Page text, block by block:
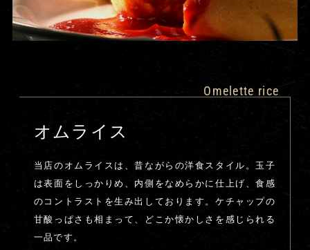
Omelette rice
オムライス
当店のオムライスは、昔ながらの洋食スタイル。玉子
は表面をしっかりめ、内側をなめらかに仕上げ、食感
のコントラストを生み出しております。ケチャップの
甘酸っぱさも相まって、どこか懐かしさを感じられる
一品です。